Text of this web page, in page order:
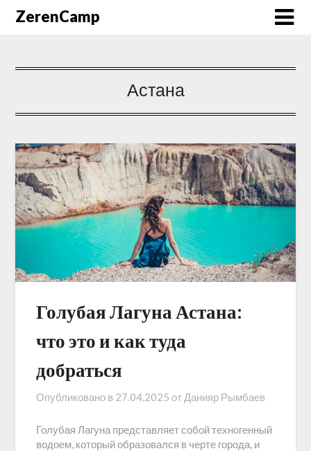
ZerenCamp
Астана
Голубая Лагуна Астана:
что это и как туда
добраться
Опубликовано в 27.04.2025 от Данияр Рымбаев
Голубая Лагуна представляет собой техногенный
водоем, который образовался в черте города, и